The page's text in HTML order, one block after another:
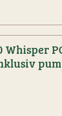
Whisper